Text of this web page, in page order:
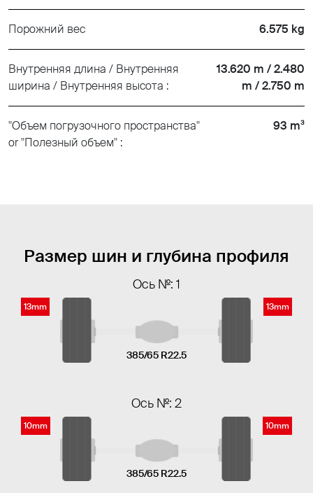
Порожний вес 6.575 kg
Внутренняя длина / Внутренняя
ширина / Внутренняя высота :
13.620 m / 2.480
m / 2.750 m
"Объем погрузочного пространства"
or "Полезный объем" :
93 m³
Размер шин и глубина профиля
Ось №: 1
13mm
385/65 R22.5
13mm
Ось №: 2
10mm
385/65 R22.5
10mm